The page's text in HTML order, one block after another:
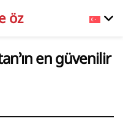
öz
en güvenilir